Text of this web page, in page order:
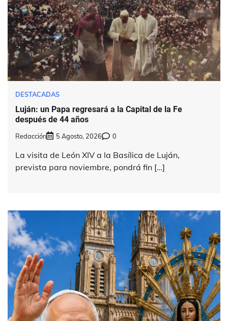
DESTACADAS
Luján: un Papa regresará a la Capital de la Fe
después de 44 años
Redacción 5 Agosto, 2026 0
La visita de León XIV a la Basílica de Luján,
prevista para noviembre, pondrá fin […]